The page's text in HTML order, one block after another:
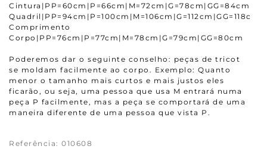
Cintura|PP=60cm|P=66cm|M=72cm|G=78cm|GG=84cm
Quadril|PP=94cm|P=100cm|M=106cm|G=112cm|GG=118cm
Comprimento
Corpo|PP=76cm|P=77cm|M=78cm|G=79cm|GG=80cm
Poderemos dar o seguinte conselho: peças de tricot
se moldam facilmente ao corpo. Exemplo: Quanto
menor o tamanho mais curtos e mais justos eles
ficarão, ou seja, uma pessoa que usa M entrará numa
peça P facilmente, mas a peça se comportará de uma
maneira diferente de uma pessoa que vista P.
Referência: 010608